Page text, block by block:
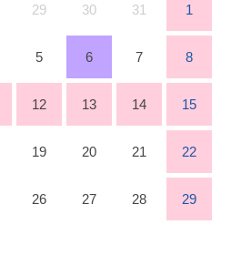
29 30 31 1
5 6 7 8
12 13 14 15
19 20 21 22
26 27 28 29